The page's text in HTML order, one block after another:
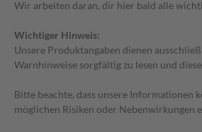
Wir arbeiten daran, dir hier bald alle
Wichtiger Hinweis:
Unsere Produktangaben dienen
Warnhinweise sorgfältig zu lesen und
Bitte beachte, dass unsere Informationen
möglichen Risiken oder Nebenwirkungen